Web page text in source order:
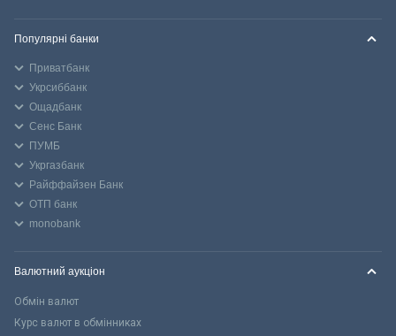
Популярні банки
Приватбанк
Укрсиббанк
Ощадбанк
Сенс Банк
ПУМБ
Укргазбанк
Райффайзен Банк
ОТП банк
monobank
Валютний аукціон
Обмін валют
Курс валют в обмінниках